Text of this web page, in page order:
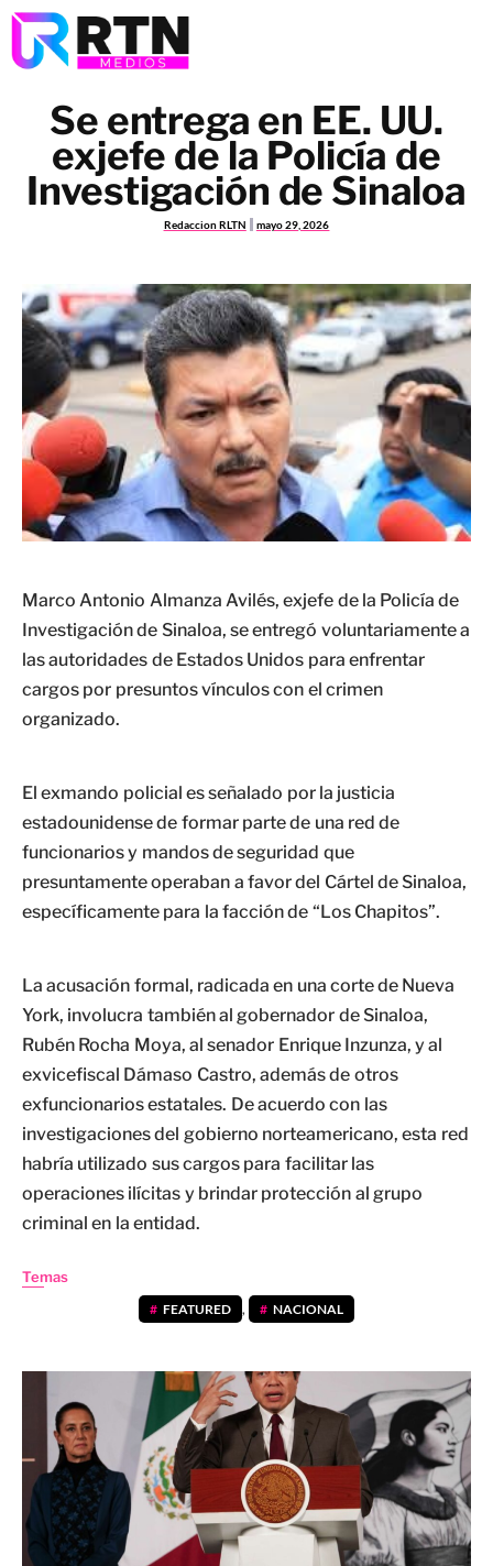
Se entrega en EE. UU.
exjefe de la Policía de
Investigación de Sinaloa
Redaccion RLTN mayo 29, 2026
Marco Antonio Almanza Avilés, exjefe de la Policía de
Investigación de Sinaloa, se entregó voluntariamente a
las autoridades de Estados Unidos para enfrentar
cargos por presuntos vínculos con el crimen
organizado.
El exmando policial es señalado por la justicia
estadounidense de formar parte de una red de
funcionarios y mandos de seguridad que
presuntamente operaban a favor del Cártel de Sinaloa,
específicamente para la facción de “Los Chapitos”.
La acusación formal, radicada en una corte de Nueva
York, involucra también al gobernador de Sinaloa,
Rubén Rocha Moya, al senador Enrique Inzunza, y al
exvicefiscal Dámaso Castro, además de otros
exfuncionarios estatales. De acuerdo con las
investigaciones del gobierno norteamericano, esta red
habría utilizado sus cargos para facilitar las
operaciones ilícitas y brindar protección al grupo
criminal en la entidad.
Temas
FEATURED , NACIONAL